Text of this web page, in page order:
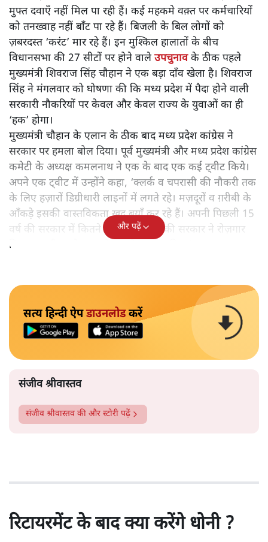
मुफ्त दवाएँ नहीं मिल पा रही हैं। कई महकमे वक़्त पर कर्मचारियों
को तनख्वाह नहीं बाँट पा रहे हैं। बिजली के बिल लोगों को
ज़बरदस्त ‘करंट’ मार रहे हैं। इन मुश्किल हालातों के बीच
विधानसभा की 27 सीटों पर होने वालेउपचुनावके ठीक पहले
मुख्यमंत्री शिवराज सिंह चौहान ने एक बड़ा दाँव खेला है। शिवराज
सिंह ने मंगलवार को घोषणा की कि मध्य प्रदेश में पैदा होने वाली
सरकारी नौकरियों पर केवल और केवल राज्य के युवाओं का ही
‘हक’ होगा।
मुख्यमंत्री चौहान के एलान के ठीक बाद मध्य प्रदेश कांग्रेस ने
सरकार पर हमला बोल दिया। पूर्व मुख्यमंत्री और मध्य प्रदेश कांग्रेस
कमेटी के अध्यक्ष कमलनाथ ने एक के बाद एक कई ट्वीट किये।
अपने एक ट्वीट में उन्होंने कहा, ‘क्लर्क व चपरासी की नौकरी तक
के लिए हज़ारों डिग्रीधारी लाइनों में लगते रहे। मज़दूरों व ग़रीबी के
आँकड़े इसकी वास्तविकता ख़ुद बयाँ कर रहे हैं। अपनी पिछली 15
वर्ष की सरकार में कितने युवाओं को आपकी सरकार ने रोज़गार
दिया, यह भी पहले आपको सामने लाना चाहिए।’
और पढ़ें
सत्य हिन्दी ऐपडाउनलोडकरें
संजीव श्रीवास्तव
संजीव श्रीवास्तव की और स्टोरी पढ़ें
रिटायरमेंट के बाद क्या करेंगे धोनी ?